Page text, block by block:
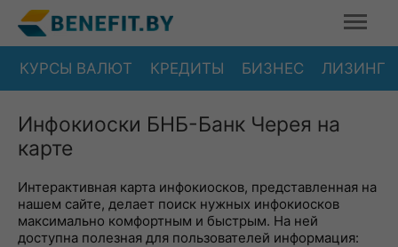
КУРСЫ ВАЛЮТ КРЕДИТЫ БИЗНЕС ЛИЗИНГ
Инфокиоски БНБ-Банк Черея на
карте
Интерактивная карта инфокиосков, представленная на
нашем сайте, делает поиск нужных инфокиосков
максимально комфортным и быстрым. На ней
доступна полезная для пользователей информация: